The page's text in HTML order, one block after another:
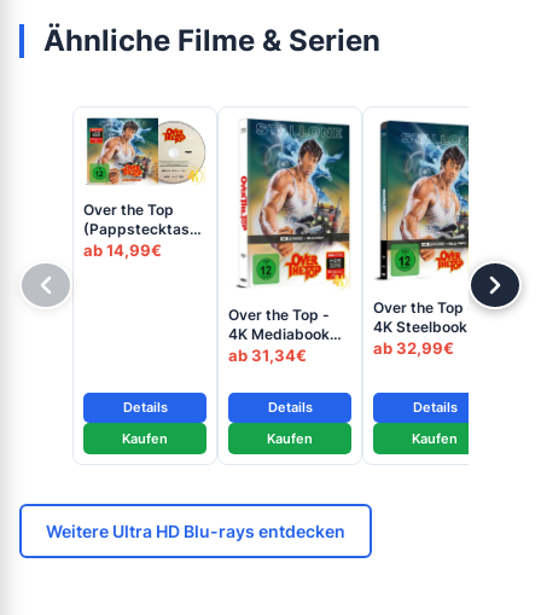
Ähnliche Filme & Serien
Over the Top
(Pappstecktasche)
- 4K Blu-ray
ab 14,99€
Details
Kaufen
Over the Top -
4K Mediabook
(UHD + Blu-ray
ab 31,34€
Details
Kaufen
Over the Top -
4K Steelbook
(UHD + Blu-ray
ab 32,99€
Details
Kaufen
Weitere Ultra HD Blu-rays entdecken